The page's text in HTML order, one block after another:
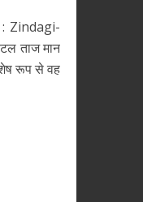
Zindagi-
ताज मान
रूप से वह